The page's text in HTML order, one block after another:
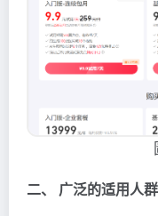
二、 广泛的适用人